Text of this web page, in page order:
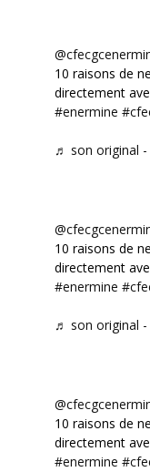
10 raisons de
directement
#enermine
♬ son original -
10 raisons de
directement
#enermine
♬ son original -
10 raisons de
directement
#enermine